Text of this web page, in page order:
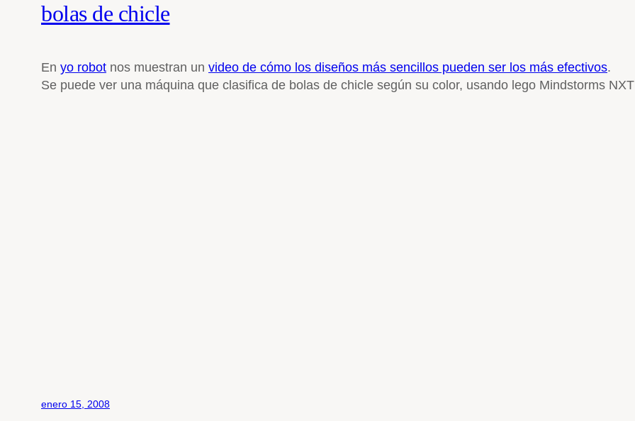
bolas de chicle
En yo robot nos muestran un video de cómo los diseños más sencillos pueden ser los más efectivos.
Se puede ver una máquina que clasifica de bolas de chicle según su color, usando lego Mindstorms
enero 15, 2008